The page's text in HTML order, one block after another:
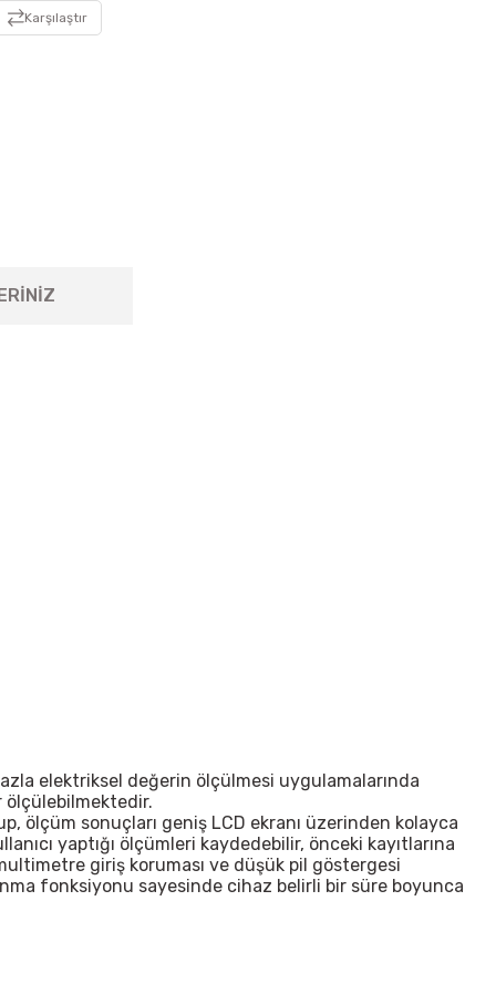
Karşılaştır
elektriksel değerin ölçülmesi uygulamalarında
ölçülebilmektedir.
ölçüm sonuçları geniş LCD ekranı üzerinden kolayca
yaptığı ölçümleri kaydedebilir, önceki kayıtlarına
giriş koruması ve düşük pil göstergesi
fonksiyonu sayesinde cihaz belirli bir süre boyunca